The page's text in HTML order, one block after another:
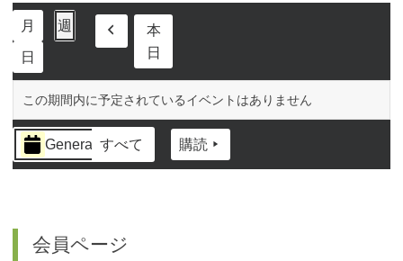
月 週
日
本
日
この期間内に予定されているイベントはありません
イ
ベ
General すべて 購読
会員ページ